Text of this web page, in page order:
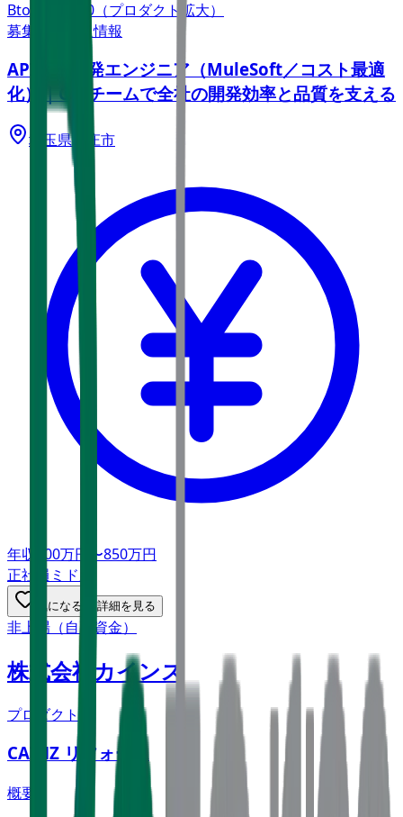
BtoC
10→100（プロダクト拡大）
募集中の求人情報
API基盤開発エンジニア（MuleSoft／コスト最適
化）｜C4Eチームで全社の開発効率と品質を支える
埼玉県 本庄市
年収
500万円〜850万円
正社員 ミドル
気になる 詳細を見る
非上場（自己資金）
株式会社カインズ
プロダクト
CAINZ リフォーム
概要